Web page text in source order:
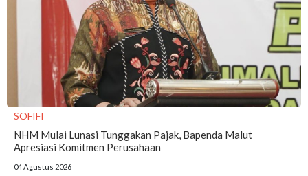
SOFIFI
NHM Mulai Lunasi Tunggakan Pajak, Bapenda Malut
Apresiasi Komitmen Perusahaan
04 Agustus 2026